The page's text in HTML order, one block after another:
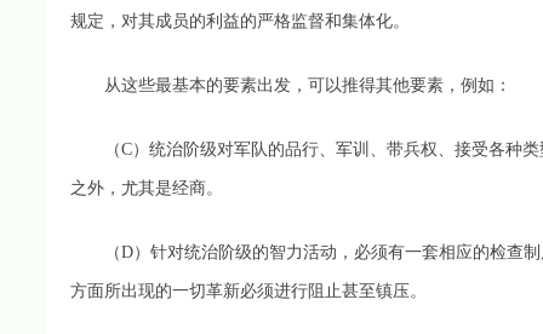
规定，对其成员的利益的严格监督和集体化。
从这些最基本的要素出发，可以推得其他要素，例如：
（C）统治阶级对军队的品行、军训、带兵权、接受各种类
之外，尤其是经商。
（D）针对统治阶级的智力活动，必须有一套相应的检查制
方面所出现的一切革新必须进行阻止甚至镇压。